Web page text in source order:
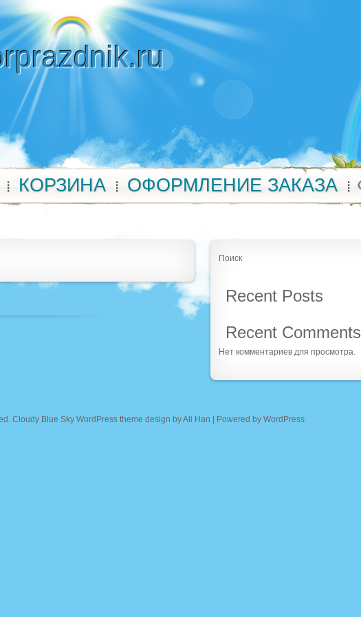
КОРЗИНА ОФОРМЛЕНИЕ ЗАКАЗА
Поиск
Recent Posts
Recent Comments
Нет комментариев для просмотра.
Cloudy Blue Sky WordPress theme design byAli Han | Powered by WordPress